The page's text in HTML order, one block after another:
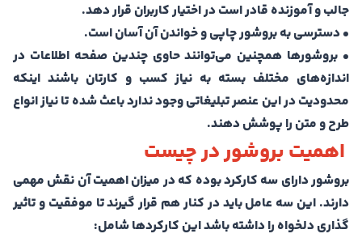
جالب و آموزنده قادر است در اختیار کاربران قرار دهد.
• دسترسی به بروشور چاپی و خواندن آن آسان است.
• بروشورها همچنین می‌توانند حاوی چندین صفحه اطلاعات در
اندازه‌های مختلف بسته به نیاز کسب و کارتان باشند اینکه
محدودیت در این عنصر تبلیغاتی وجود ندارد باعث شده تا نیاز انواع
طرح و متن را پوشش دهند.
اهمیت بروشور در چیست
بروشور دارای سه کارکرد بوده که در میزان اهمیت آن نقش مهمی
دارند. این سه عامل باید در کنار هم قرار گیرند تا موفقیت و تاثیر
گذاری دلخواه را داشته باشد این کارکردها شامل: